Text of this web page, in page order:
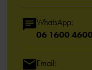
WhatsApp:
06 1600 4600
Email: